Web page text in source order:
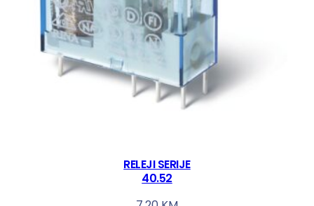
RELEJI SERIJE
40.52